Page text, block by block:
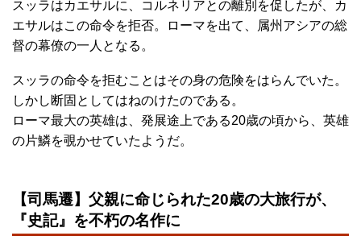
スッラはカエサルに、コルネリアとの離別を促したが、カ
エサルはこの命令を拒否。ローマを出て、属州アシアの総
督の幕僚の一人となる。
スッラの命令を拒むことはその身の危険をはらんでいた。
しかし断固としてはねのけたのである。
ローマ最大の英雄は、発展途上である20歳の頃から、英雄
の片鱗を覗かせていたようだ。
【司馬遷】父親に命じられた20歳の大旅行が、
『史記』を不朽の名作に